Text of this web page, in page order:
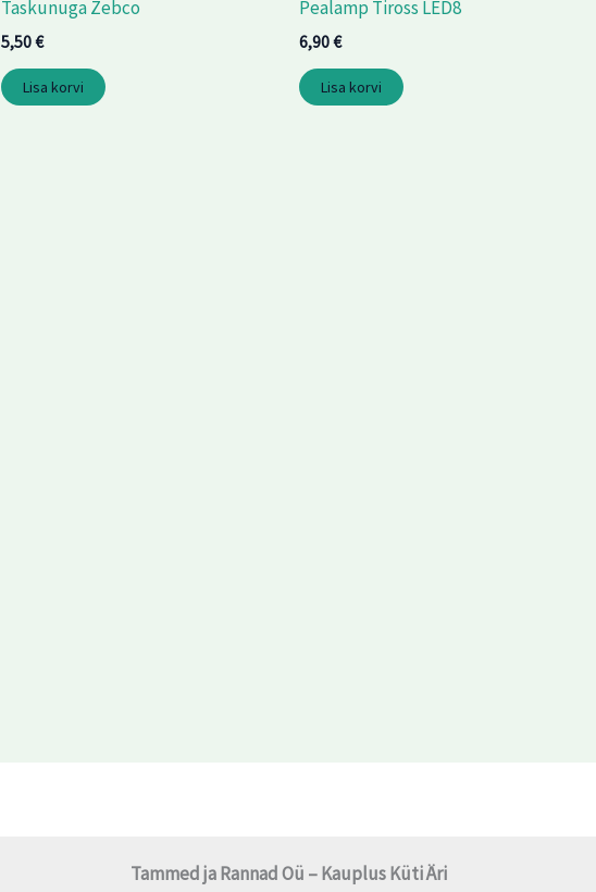
Taskunuga Zebco
5,50€
Lisa korvi
Pealamp Tiross LED8
6,90€
Lisa korvi
Tammed ja Rannad Oü – Kauplus Küti Äri